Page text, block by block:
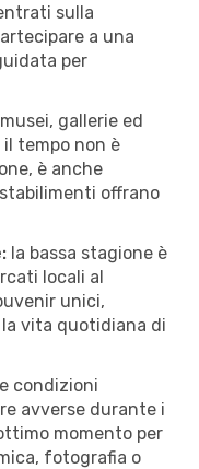
sulla
a una
per
musei, gallerie ed
tempo non è
è anche
offrano
la bassa stagione è
locali al
unici,
la vita quotidiana di
condizioni
avverse durante i
momento per
fotografia o